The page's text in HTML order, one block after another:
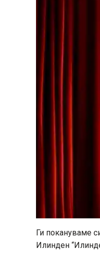
Ги покануваме
Илинден